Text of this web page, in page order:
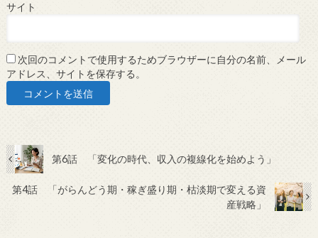
サイト
次回のコメントで使用するためブラウザーに自分の名前、メール
アドレス、サイトを保存する。
第6話 「変化の時代、収入の複線化を始めよう」
第4話 「がらんどう期・稼ぎ盛り期・枯淡期で変える資
産戦略」